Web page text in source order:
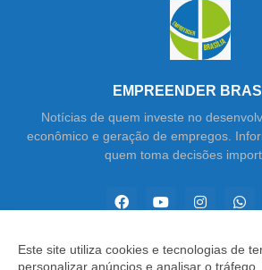
EMPREENDER
Notícias de quem investe no
econômico e geração de empregos.
quem toma decisões
Este site utiliza cookies e tecnologias de
personalizar anúncios e analisar o